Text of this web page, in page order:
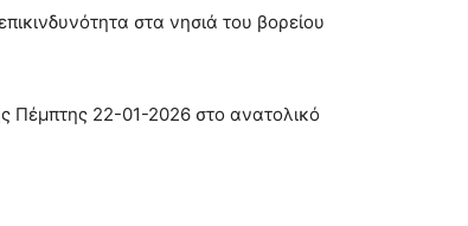
στα νησιά του βορείου
Πέμπτης 22-01-2026 στο ανατολικό